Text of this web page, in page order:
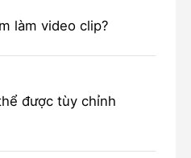
làm video clip?
được tùy chỉnh